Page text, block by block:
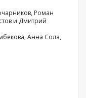
Роман
и Дмитрий
Анна Сола,